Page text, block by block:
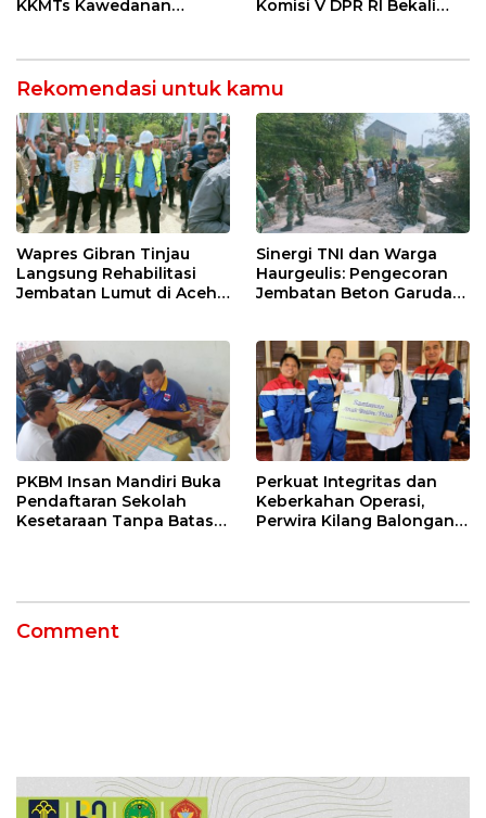
KKMTs Kawedanan
Komisi V DPR RI Bekali
Rekomendasi untuk kamu
Wapres Gibran Tinjau
Langsung Rehabilitasi
Jembatan Lumut di Aceh
Sinergi TNI dan Warga
Haurgeulis: Pengecoran
Jembatan Beton Garuda
PKBM Insan Mandiri Buka
Pendaftaran Sekolah
Kesetaraan Tanpa Batas
Perkuat Integritas dan
Keberkahan Operasi,
Perwira Kilang Balongan
Comment